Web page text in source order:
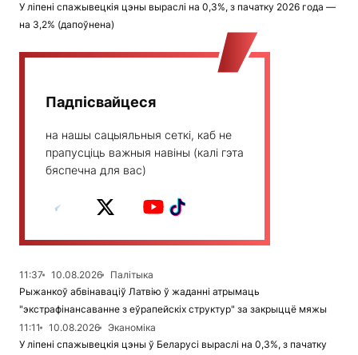
У ліпені спажывецкія цэны выраслі на 0,3%, з пачатку 2026 года —
на 3,2% (дапоўнена)
Падпісвайцеся
на нашы сацыяльныя сеткі, каб не
прапусціць важныя навіны (калі гэта
бяспечна для вас)
11:37 10.08.2026
Палітыка
Рыжанкоў абвінаваціў Латвію ў жаданні атрымаць
"экстрафінансаванне з еўрапейскіх структур" за закрыццё мяжы
11:11
10.08.2026
Эканоміка
У ліпені спажывецкія цэны ў Беларусі выраслі на 0,3%, з пачатку